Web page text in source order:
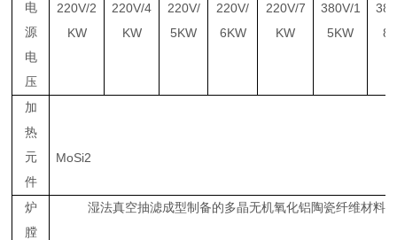
电
源
电
压
220V/2
KW
220V/4
KW
220V/
5KW
220V/
6KW
220V/7
KW
380V/1
5KW
加
热
元
件
MoSi2
炉
膛
湿法真空抽滤成型制备的多晶无机氧化铝陶瓷纤维材料